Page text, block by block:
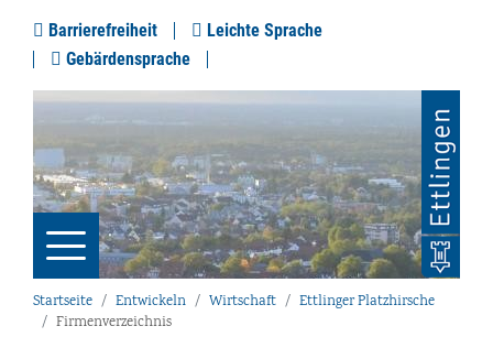
Barrierefreiheit
Leichte Sprache
Gebärdensprache
Startseite Entwickeln Wirtschaft
Ettlinger Platzhirsche
Firmenverzeichnis